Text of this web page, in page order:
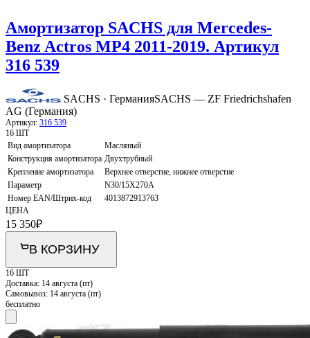
Амортизатор SACHS для Mercedes-
Benz Actros MP4 2011-2019. Артикул
316 539
SACHS · ГерманияSACHS — ZF Friedrichshafen
AG (Германия)
Артикул: 316 539
16 ШТ
Вид амортизатора
Масляный
Конструкция амортизатора Двухтрубный
Крепление амортизатора
Верхнее отверстие, нижнее отверстие
Параметр
N30/15X270A
Номер EAN/Штрих-код
4013872913763
ЦЕНА
15 350₽
В КОРЗИНУ
16 ШТ
Доставка: 14 августа (пт)
Самовывоз: 14 августа (пт)
бесплатно